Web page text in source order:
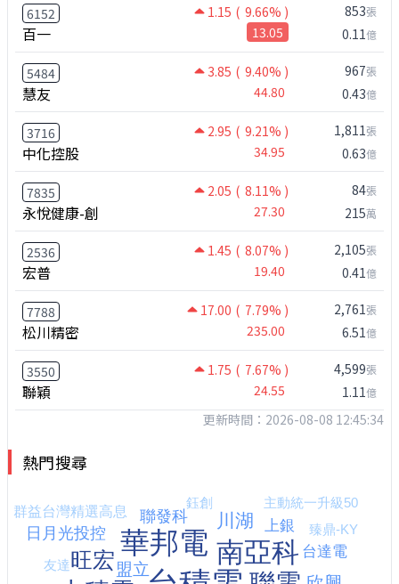
6152 1.15 ( 9.66% )
百一 13.05
853張
0.11億
5484 3.85 ( 9.40% )
慧友 44.80
967張
0.43億
3716 2.95 ( 9.21% )
中化控股 34.95
1,811張
0.63億
7835 2.05 ( 8.11% )
永悅健康-創 27.30
84張
215萬
2536 1.45 ( 8.07% )
宏普 19.40
2,105張
0.41億
7788 17.00 ( 7.79% )
松川精密 235.00
2,761張
6.51億
3550 1.75 ( 7.67% )
聯穎 24.55
4,599張
1.11億
更新時間：2026-08-08 12:45:34
熱門搜尋